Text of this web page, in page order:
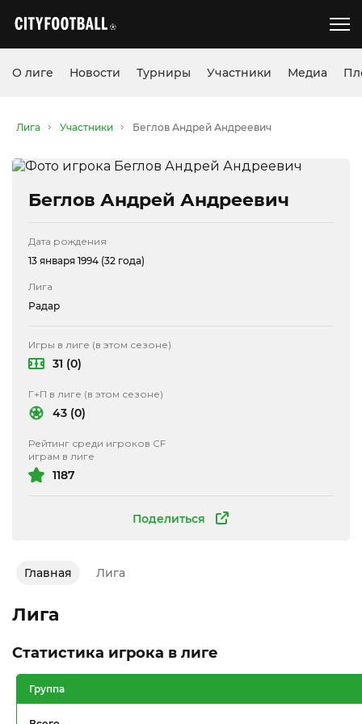
О лиге Новости Турниры Участники Медиа
Лига Участники Беглов Андрей Андреевич
Беглов Андрей Андреевич
Поделиться
Дата рождения
13 января 1994 (32 года)
Лига
Радар
Игры в лиге (в этом сезоне)
31 (0)
Г+П в лиге (в этом сезоне)
43 (0)
Рейтинг среди игроков CF
играм в лиге
1187
Главная Лига
Лига
Статистика игрока в лиге
Группа